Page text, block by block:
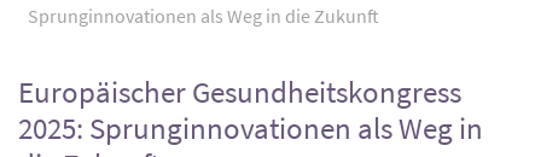
Sprunginnovationen als Weg in die Zukunft
Europäischer Gesundheitskongress
2025: Sprunginnovationen als Weg in